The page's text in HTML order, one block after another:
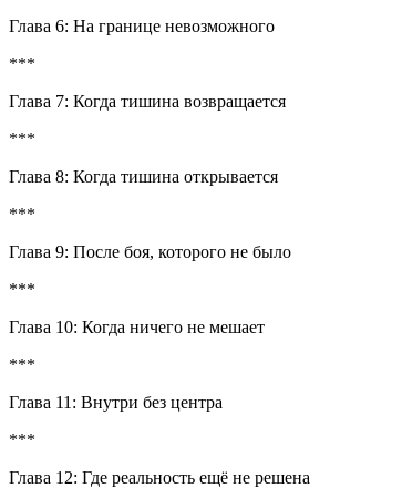
Глава 6: На границе невозможного
***
Глава 7: Когда тишина возвращается
***
Глава 8: Когда тишина открывается
***
Глава 9: После боя, которого не было
***
Глава 10: Когда ничего не мешает
***
Глава 11: Внутри без центра
***
Глава 12: Где реальность ещё не решена